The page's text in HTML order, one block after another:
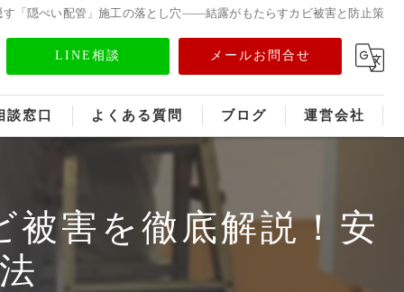
す「隠ぺい配管」施工の落とし穴——結露がもたらすカビ被害と防止策
LINE相談 メールお問合せ
談窓口 よくある質問 ブログ 運営会社
メディア情報
害を徹底解説！安